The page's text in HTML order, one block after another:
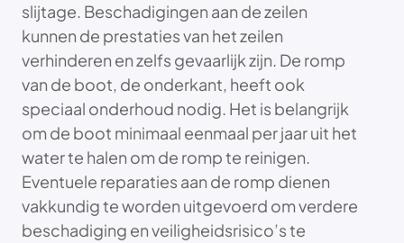
slijtage. Beschadigingen aan de zeilen
kunnen de prestaties van het zeilen
verhinderen en zelfs gevaarlijk zijn. De romp
van de boot, de onderkant, heeft ook
speciaal onderhoud nodig. Het is belangrijk
om de boot minimaal eenmaal per jaar uit het
water te halen om de romp te reinigen.
Eventuele reparaties aan de romp dienen
vakkundig te worden uitgevoerd om verdere
beschadiging en veiligheidsrisico’s te